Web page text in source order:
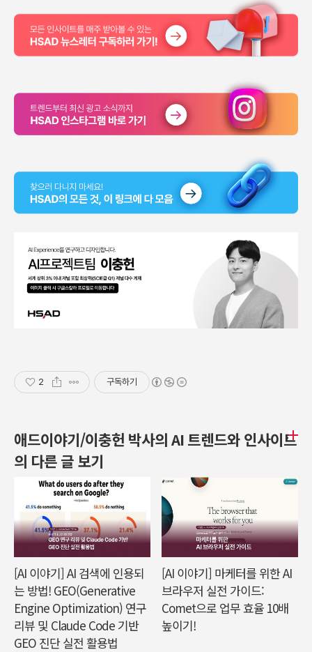
2 구독하기
애드이야기/이충헌 박사의 AI 트렌드와 인사이트
의 다른 글 보기
[AI 이야기] AI 검색에 인용되
는 방법! GEO(Generative
Engine Optimization) 연구
리뷰 및 Claude Code 기반
GEO 진단 실전 활용법
[AI 이야기] 마케터를 위한 AI
브라우저 실전 가이드:
Comet으로 업무 효율 10배
높이기!